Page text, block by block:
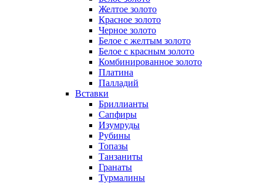
Желтое золото
Красное золото
Черное золото
Белое с желтым золото
Белое с красным золото
Комбинированное золото
Платина
Палладий
Вставки
Бриллианты
Сапфиры
Изумруды
Рубины
Топазы
Танзаниты
Гранаты
Турмалины